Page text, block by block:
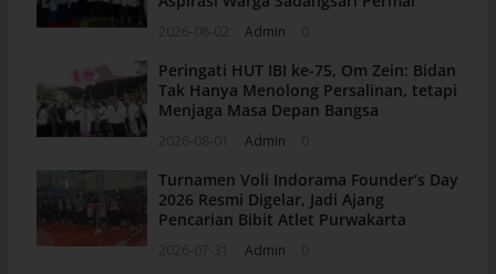
Admin
Peringati HUT IBI ke-75, Om Zein: Bidan
Tak Hanya Menolong Persalinan, tetapi
Menjaga Masa Depan Bangsa
Admin
Turnamen Voli Indorama Founder’s Day
2026 Resmi Digelar, Jadi Ajang
Pencarian Bibit Atlet Purwakarta
Admin